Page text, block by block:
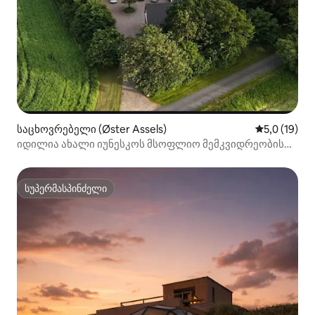
საცხოვრებელი (Øster Assels) საშუალო
5,0 (19)
იდილია ახალი იუნესკოს მსოფლიო მემკვიდრეობის
სუპერმასპინძელი
სუპერმასპინძელი